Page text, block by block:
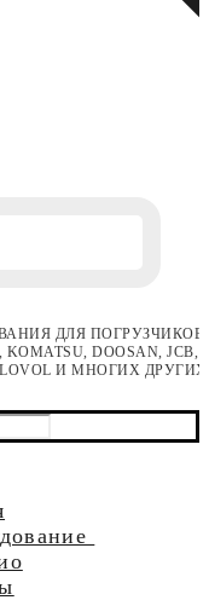
ДЛЯ ПОГРУЗЧИКОВ
DOOSAN, JCB,
LOVOL И МНОГИХ ДРУГИХ